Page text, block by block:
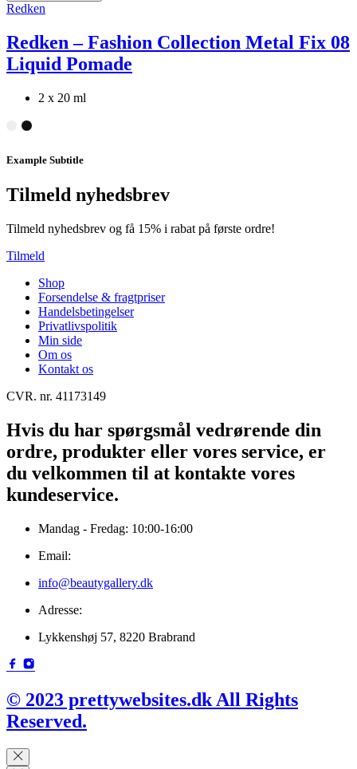
Redken
Redken – Fashion Collection Metal Fix 08
Liquid Pomade
2 x 20 ml
Example Subtitle
Tilmeld nyhedsbrev
Tilmeld nyhedsbrev og få 15% i rabat på første ordre!
Tilmeld
Shop
Forsendelse & fragtpriser
Handelsbetingelser
Privatlivspolitik
Min side
Om os
Kontakt os
CVR. nr. 41173149
Hvis du har spørgsmål vedrørende din
ordre, produkter eller vores service, er
du velkommen til at kontakte vores
kundeservice.
Mandag - Fredag: 10:00-16:00
Email:
info@beautygallery.dk
Adresse:
Lykkenshøj 57, 8220 Brabrand
© 2023 prettywebsites.dk All Rights
Reserved.